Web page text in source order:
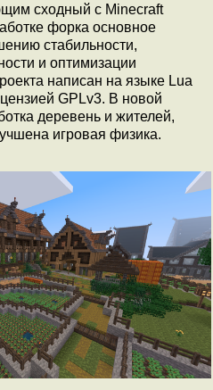
сходный с Minecraft
форка основное
стабильности,
и оптимизации
написан на языке Lua
GPLv3. В новой
деревень и жителей,
игровая физика.